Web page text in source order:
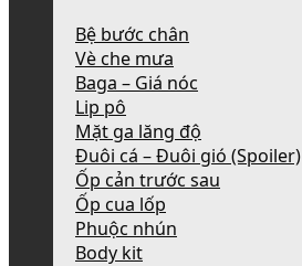
Bệ bước chân
Vè che mưa
Baga – Giá nóc
Lip pô
Mặt ga lăng độ
Đuôi cá – Đuôi gió (Spoiler)
Ốp cản trước sau
Ốp cua lốp
Phuộc nhún
Body kit